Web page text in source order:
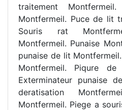
traitement
Montfermeil. Puce de lit
Souris rat
Montfermeil. Punaise
punaise de lit
Montfermeil. Piqure de
Exterminateur punaise
deratisation
Montfermeil. Piege a